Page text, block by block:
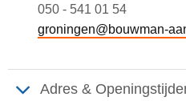
050 - 541 01 54
groningen@bouwman-
Adres &